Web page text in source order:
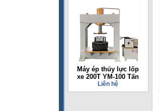
Máy ép thủy lực lốp
xe 200T YM-100 Tấn
Liên hệ